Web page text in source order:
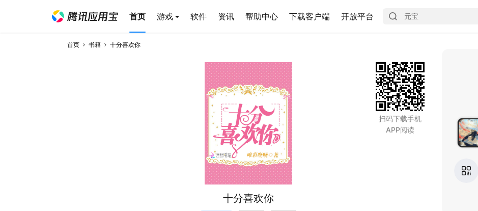
首页 游戏 软件 资讯 帮助中心 下载客户端 开放平台
首页 书籍 十分喜欢你
十分喜欢你
扫码下载手机
APP阅读